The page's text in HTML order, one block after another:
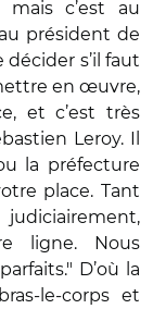
mais c’est au
président de
décider s’il faut
en œuvre,
et c’est très
Leroy. Il
la préfecture
place. Tant
ligne. Nous
D’où la
le-corps et